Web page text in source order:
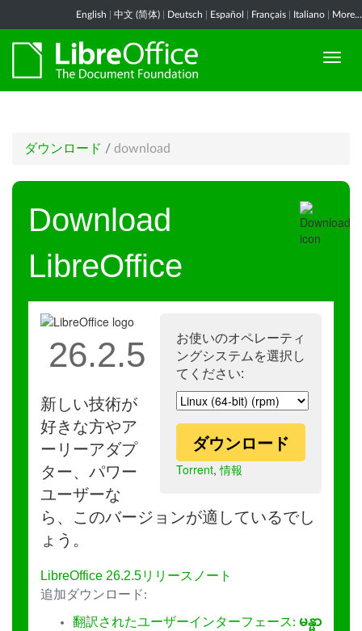
English 中文 (简体) Deutsch Español Français Italiano More...
ダウンロード / download
Download
LibreOffice
お使いのオペレーティ
ングシステムを選択し
てください:
ダウンロード
Torrent,情報
26.2.5
新しい技術が
好きな方やア
ーリーアダプ
ター、パワー
ユーザーな
ら、このバージョンが適しているでし
ょう。
LibreOffice 26.2.5リリースノート
追加ダウンロード:
翻訳されたユーザーインターフェース: မန္မာ